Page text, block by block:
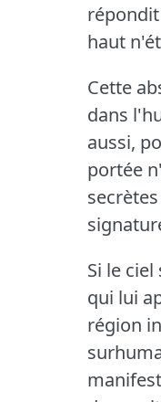
haut
Cette
dans
aussi,
portée
Si le
qui lui
région